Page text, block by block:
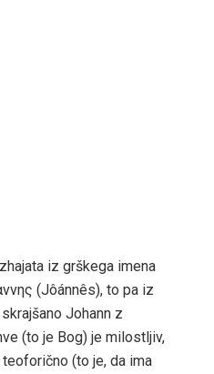
iz grškega imena
(Jôánnês), to pa iz
Johann z
(to je Bog) je milostljiv,
(to je, da ima